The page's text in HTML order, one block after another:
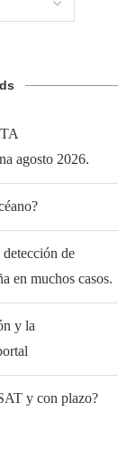
agosto 2026.
detección de
en muchos casos.
y la
y con plazo?